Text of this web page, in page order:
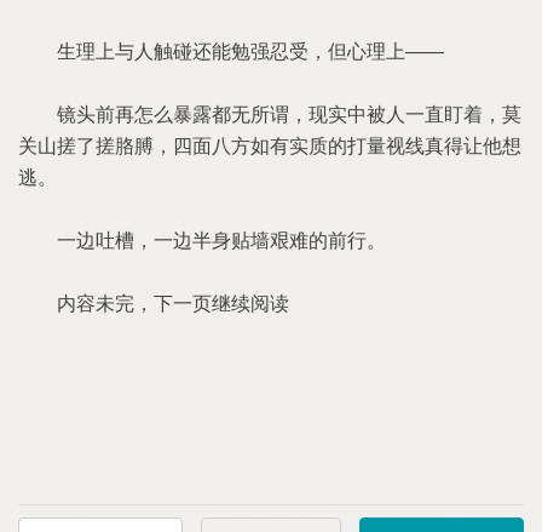
生理上与人触碰还能勉强忍受，但心理上——
镜头前再怎么暴露都无所谓，现实中被人一直盯着，莫
关山搓了搓胳膊，四面八方如有实质的打量视线真得让他想
逃。
一边吐槽，一边半身贴墙艰难的前行。
内容未完，下一页继续阅读